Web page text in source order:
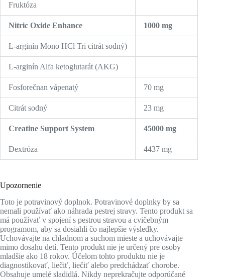
Fruktóza
Nitric Oxide Enhance 1000 mg
L-arginín Mono HCl Tri citrát sodný)
L-arginín Alfa ketoglutarát (AKG)
Fosforečnan vápenatý 70 mg
Citrát sodný 23 mg
Creatine Support System 45000 mg
Dextróza 4437 mg
Upozornenie
Toto je potravinový doplnok. Potravinové doplnky by sa
nemali používať ako náhrada pestrej stravy. Tento produkt sa
má používať v spojení s pestrou stravou a cvičebným
programom, aby sa dosiahli čo najlepšie výsledky.
Uchovávajte na chladnom a suchom mieste a uchovávajte
mimo dosahu detí. Tento produkt nie je určený pre osoby
mladšie ako 18 rokov. Účelom tohto produktu nie je
diagnostikovať, liečiť, liečiť alebo predchádzať chorobe.
Obsahuje umelé sladidlá. Nikdy neprekračujte odporúčané